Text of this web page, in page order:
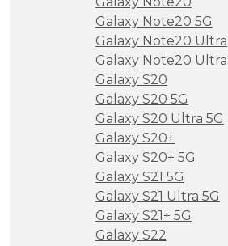
Galaxy Note20 5G
Galaxy Note20 Ultra
Galaxy Note20 Ultra
Galaxy S20
Galaxy S20 5G
Galaxy S20 Ultra 5G
Galaxy S20+
Galaxy S20+ 5G
Galaxy S21 5G
Galaxy S21 Ultra 5G
Galaxy S21+ 5G
Galaxy S22